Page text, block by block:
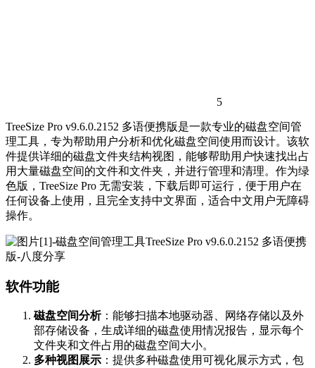
5
TreeSize Pro v9.6.0.2152 多语便携版是一款专业的磁盘空间管
理工具，专为帮助用户分析和优化磁盘空间使用而设计。该软
件提供详细的磁盘文件夹结构视图，能够帮助用户快速找出占
用大量磁盘空间的文件和文件夹，并进行管理和清理。作为绿
色版，TreeSize Pro 无需安装，下载后即可运行，便于用户在
任何设备上使用，且完全支持中文界面，适合中文用户无障碍
操作。
软件功能
磁盘空间分析：能够扫描本地驱动器、网络存储以及外
部存储设备，生成详细的磁盘使用情况报告，显示每个
文件夹和文件占用的磁盘空间大小。
多种视图展示 ：提供多种磁盘使用可视化展示方式，包